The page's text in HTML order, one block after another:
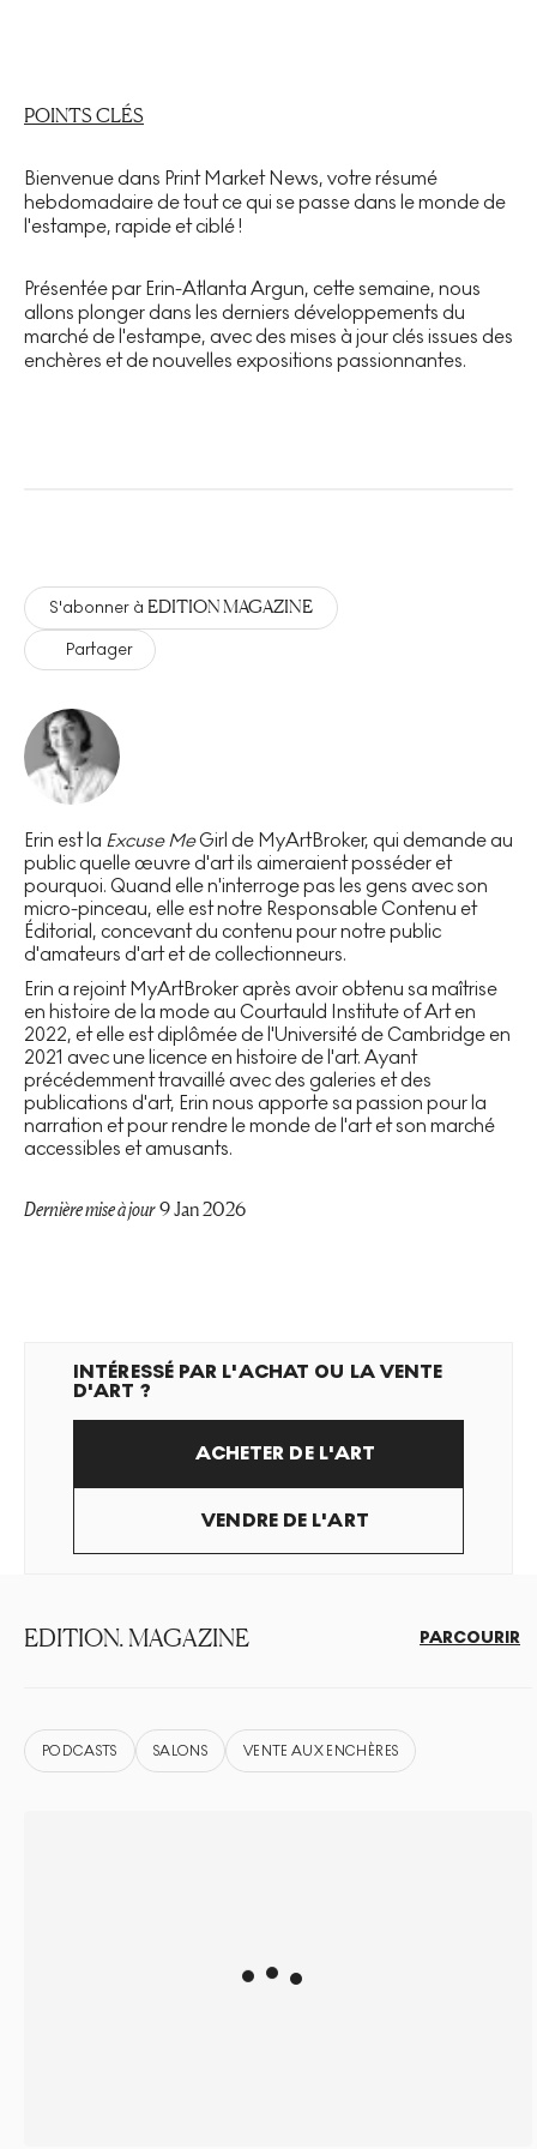
POINTS CLÉS
Bienvenue dans Print Market News, votre résumé
hebdomadaire de tout ce qui se passe dans le monde de
l'estampe, rapide et ciblé !
Présentée par Erin-Atlanta Argun, cette semaine, nous
allons plonger dans les derniers développements du
marché de l'estampe, avec des mises à jour clés issues des
enchères et de nouvelles expositions passionnantes.
S'abonner à EDITION MAGAZINE
Partager
Erin est la Excuse MeGirl de MyArtBroker, qui demande au
public quelle œuvre d'art ils aimeraient posséder et
pourquoi. Quand elle n'interroge pas les gens avec son
micro-pinceau, elle est notre Responsable Contenu et
Éditorial, concevant du contenu pour notre public
d'amateurs d'art et de collectionneurs.
Erin a rejoint MyArtBroker après avoir obtenu sa maîtrise
en histoire de la mode au Courtauld Institute of Art en
2022, et elle est diplômée de l'Université de Cambridge en
2021 avec une licence en histoire de l'art. Ayant
précédemment travaillé avec des galeries et des
publications d'art, Erin nous apporte sa passion pour la
narration et pour rendre le monde de l'art et son marché
accessibles et amusants.
Dernière mise à jour 9 Jan 2026
INTÉRESSÉ PAR L'ACHAT OU LA VENTE
D'ART ?
ACHETER DE L'ART
VENDRE DE L'ART
EDITION. MAGAZINE PARCOURIR
PODCASTS SALONS VENTE AUX ENCHÈRES